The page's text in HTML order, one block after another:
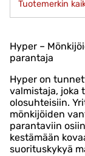
Tuotemerkin
Hyper –
parantaja
Hyper on
valmistaja, joka
olosuhteisiin.
mönkijöiden
parantaviin
kestämään
suorituskykyä